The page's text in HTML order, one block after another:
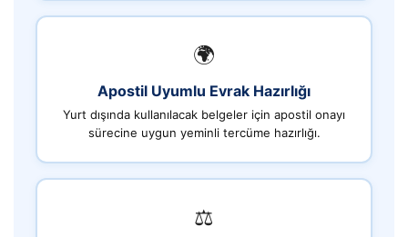
🌍
Apostil Uyumlu Evrak Hazırlığı
Yurt dışında kullanılacak belgeler için apostil onayı
sürecine uygun yeminli tercüme hazırlığı.
⚖️